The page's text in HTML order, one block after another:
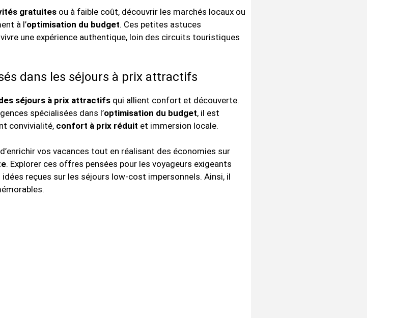
gratuites ou à faible coût, découvrir les marchés locaux ou
à l’optimisation du budget. Ces petites astuces
une expérience authentique, loin des circuits touristiques
dans les séjours à prix attractifs
séjours à prix attractifs qui allient confort et découverte.
spécialisées dans l’optimisation du budget, il est
convivialité, confort à prix réduit et immersion locale.
vos vacances tout en réalisant des économies sur
. Explorer ces offres pensées pour les voyageurs exigeants
reçues sur les séjours low-cost impersonnels. Ainsi, il